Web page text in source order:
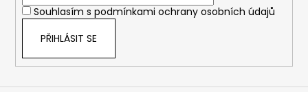
Souhlasím s podmínkami ochrany osobních údajů
PŘIHLÁSIT SE